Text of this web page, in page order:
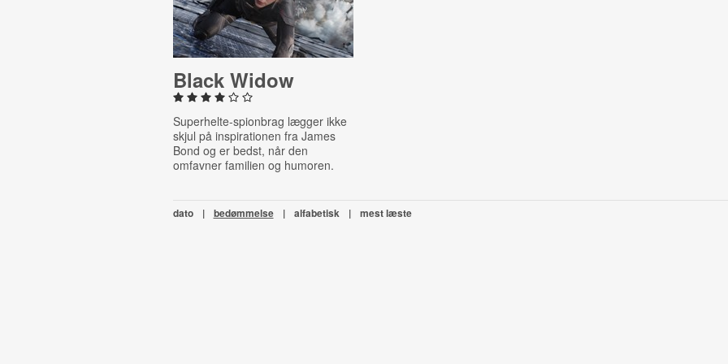
Black Widow
Superhelte-spionbrag lægger ikke
skjul på inspirationen fra James
Bond og er bedst, når den
omfavner familien og humoren.
dato | bedømmelse | alfabetisk | mest læste